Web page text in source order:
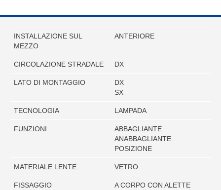
INSTALLAZIONE SUL
MEZZO
ANTERIORE
CIRCOLAZIONE STRADALE DX
LATO DI MONTAGGIO
DX
SX
TECNOLOGIA LAMPADA
FUNZIONI
ABBAGLIANTE
ANABBAGLIANTE
POSIZIONE
MATERIALE LENTE VETRO
FISSAGGIO A CORPO CON ALETTE